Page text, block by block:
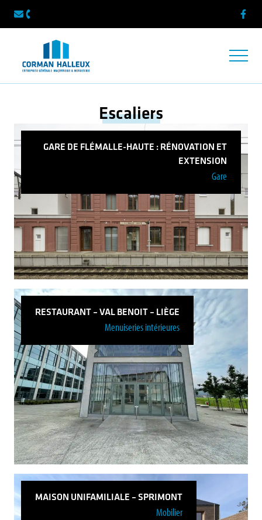
info@cormanhalleux.be
087 33 64 56
Escaliers
GARE DE FLÉMALLE-HAUTE : RÉNOVATION ET
EXTENSION
Gare
Gare de Flémalle-Haute : Rénovation et
extension
Voir plus
RESTAURANT – VAL BENOIT – LIÈGE
Menuiseries intérieures
MAISON UNIFAMILIALE – SPRIMONT
Mobilier